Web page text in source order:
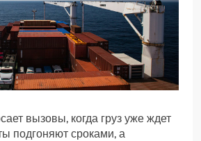
вызовы, когда груз уже ждет
подгоняют сроками, а